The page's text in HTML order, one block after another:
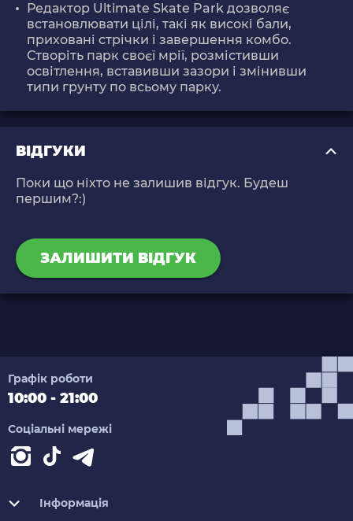
Редактор Ultimate Skate Park дозволяє
встановлювати цілі, такі як високі бали,
приховані стрічки і завершення комбо.
Створіть парк своєї мрії, розмістивши
освітлення, вставивши зазори і змінивши
типи грунту по всьому парку.
ВІДГУКИ
Поки що ніхто не залишив відгук. Будеш
першим?:)
ЗАЛИШИТИ ВІДГУК
Графік роботи
10:00 - 21:00
Соціальні мережі
Інформація